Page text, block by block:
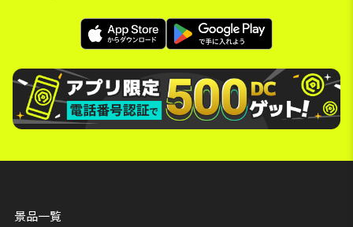
景品一覧